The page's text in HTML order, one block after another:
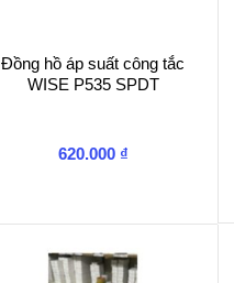
Đồng hồ áp suất công tắc
WISE P535 SPDT
620.000 ₫